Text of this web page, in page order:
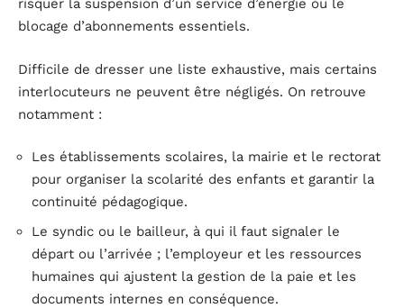
risquer la suspension d’un service d’énergie ou le
blocage d’abonnements essentiels.
Difficile de dresser une liste exhaustive, mais certains
interlocuteurs ne peuvent être négligés. On retrouve
notamment :
Les établissements scolaires, la mairie et le rectorat
pour organiser la scolarité des enfants et garantir la
continuité pédagogique.
Le syndic ou le bailleur, à qui il faut signaler le
départ ou l’arrivée ; l’employeur et les ressources
humaines qui ajustent la gestion de la paie et les
documents internes en conséquence.